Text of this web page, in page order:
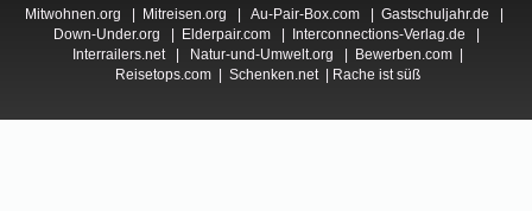
Mitwohnen.org | Mitreisen.org | Au-Pair-Box.com | Gastschuljahr.de |
Down-Under.org | Elderpair.com| Interconnections-Verlag.de |
Interrailers.net | Natur-und-Umwelt.org | Bewerben.com |
Reisetops.com | Schenken.net | Rache ist süß